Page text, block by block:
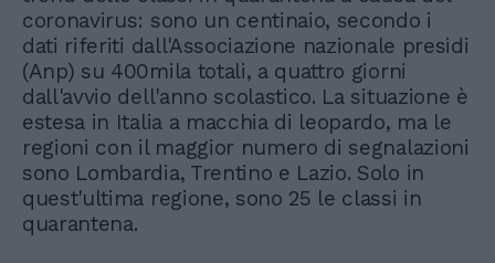
coronavirus: sono un centinaio, secondo i
dati riferiti dall'Associazione nazionale presidi
(Anp) su 400mila totali, a quattro giorni
dall'avvio dell'anno scolastico. La situazione è
estesa in Italia a macchia di leopardo, ma le
regioni con il maggior numero di segnalazioni
sono Lombardia, Trentino e Lazio. Solo in
quest'ultima regione, sono 25 le classi in
quarantena.